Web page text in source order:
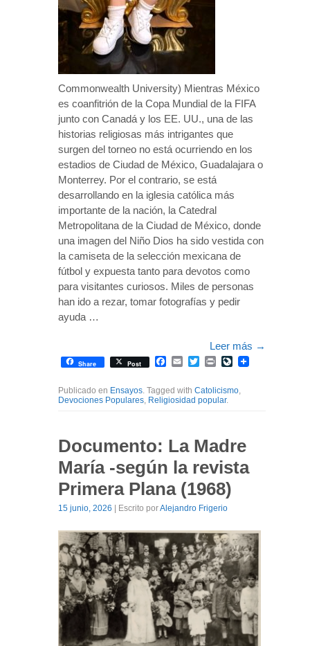
Commonwealth University) Mientras México
es coanfitrión de la Copa Mundial de la FIFA
junto con Canadá y los EE. UU., una de las
historias religiosas más intrigantes que
surgen del torneo no está ocurriendo en los
estadios de Ciudad de México, Guadalajara o
Monterrey. Por el contrario, se está
desarrollando en la iglesia católica más
importante de la nación, la Catedral
Metropolitana de la Ciudad de México, donde
una imagen del Niño Dios ha sido vestida con
la camiseta de la selección mexicana de
fútbol y expuesta tanto para devotos como
para visitantes curiosos. Miles de personas
han ido a rezar, tomar fotografías y pedir
ayuda …
Leer más →
Share Post Facebook
EmailTwitterPrintLiveJournal
Publicado en Ensayos. Tagged with Catolicismo,
Devociones Populares, Religiosidad popular.
Documento: La Madre
María -según la revista
Primera Plana (1968)
15 junio, 2026 | Escrito porAlejandro Frigerio